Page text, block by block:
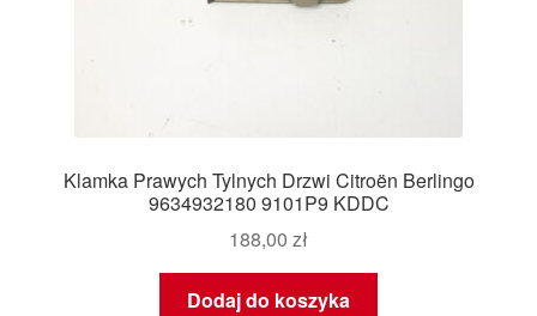
Klamka Prawych Tylnych Drzwi Citroën Berlingo
9634932180 9101P9 KDDC
188,00 zł
Dodaj do koszyka